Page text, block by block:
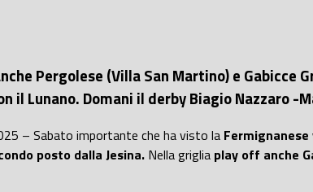
Pergolese (Villa San Martino) e Gabicce
il Lunano. Domani il derby Biagio Nazzaro -
– Sabato importante che ha visto la
posto dalla Jesina. Nella griglia play off anche